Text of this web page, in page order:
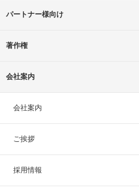
パートナー様向け
著作権
会社案内
会社案内
ご挨拶
採用情報